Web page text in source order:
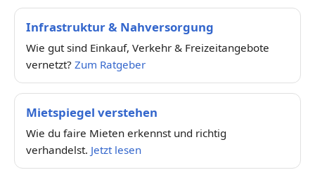
Infrastruktur & Nahversorgung
Wie gut sind Einkauf, Verkehr & Freizeitangebote
vernetzt? Zum Ratgeber
Mietspiegel verstehen
Wie du faire Mieten erkennst und richtig
verhandelst. Jetzt lesen